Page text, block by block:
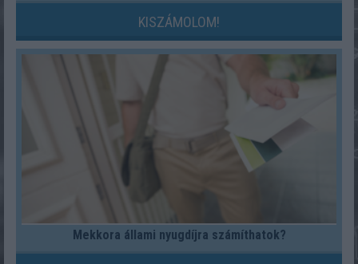
KISZÁMOLOM!
Mekkora állami nyugdíjra számíthatok?